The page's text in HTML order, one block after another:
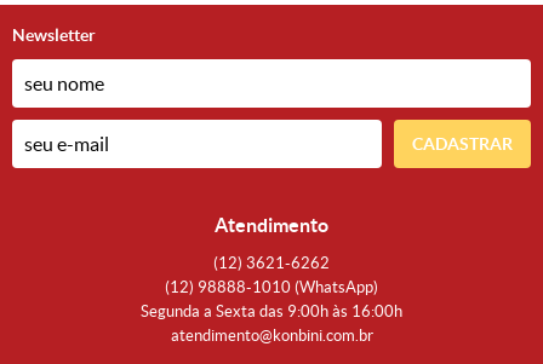
Newsletter
CADASTRAR
Atendimento
(12) 3621-6262
(12) 98888-1010 (WhatsApp)
Segunda a Sexta das 9:00h às 16:00h
atendimento@konbini.com.br